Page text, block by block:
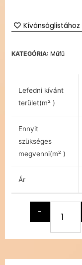
Kívánságlistához
KATEGÓRIA: Műfű
Lefedni kívánt
terület(m² )
Ennyit
szükséges
megvenni(m² )
Ár
-